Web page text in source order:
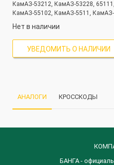
КамАЗ-53212, КамАЗ-53228,
КамАЗ-55102, КамАЗ-5511,
Нет в наличии
УВЕДОМИТЬ О НАЛИЧИИ
АНАЛОГИ КРОССКОДЫ
БАНГА -